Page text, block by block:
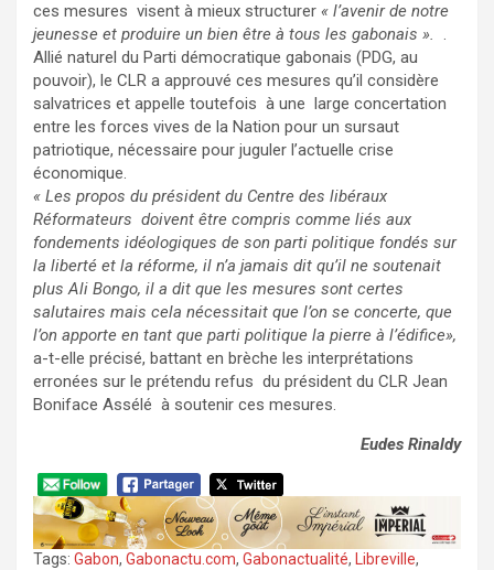
ces mesures visent à mieux structurer « l’avenir de notre
jeunesse et produire un bien être à tous les gabonais ». .
Allié naturel du Parti démocratique gabonais (PDG, au
pouvoir), le CLR a approuvé ces mesures qu’il considère
salvatrices et appelle toutefois à une large concertation
entre les forces vives de la Nation pour un sursaut
patriotique, nécessaire pour juguler l’actuelle crise
économique.
« Les propos du président du Centre des libéraux
Réformateurs doivent être compris comme liés aux
fondements idéologiques de son parti politique fondés sur
la liberté et la réforme, il n’a jamais dit qu’il ne soutenait
plus Ali Bongo, il a dit que les mesures sont certes
salutaires mais cela nécessitait que l’on se concerte, que
l’on apporte en tant que parti politique la pierre à l’édifice»,
a-t-elle précisé, battant en brèche les interprétations
erronées sur le prétendu refus du président du CLR Jean
Boniface Assélé à soutenir ces mesures.
Eudes Rinaldy
Tags: Gabon, Gabonactu.com, Gabonactualité, Libreville,